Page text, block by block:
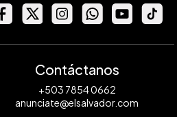
Contáctanos
+503 7854 0662
anunciate@elsalvador.com